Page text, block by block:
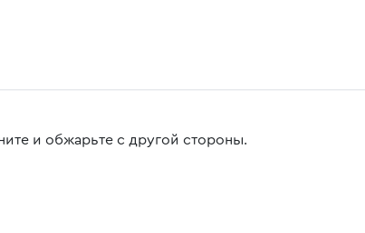
и обжарьте с другой стороны.